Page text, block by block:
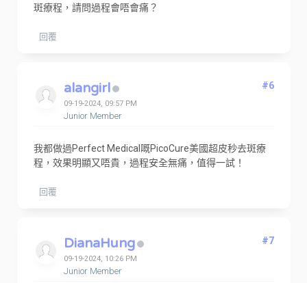
斑療程，請問過程會唔會痛？
回覆
alangirl
09-19-2024, 09:57 PM
Junior Member
#6
我都做過Perfect Medical嘅PicoCure美國超皮秒去斑療
程，效果明顯又唔貴，過程安全無痛，值得一試！
回覆
DianaHung
09-19-2024, 10:26 PM
Junior Member
#7